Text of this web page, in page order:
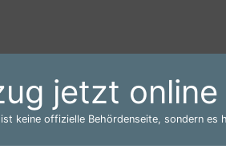
jetzt
keine offizielle Behördenseite, sondern es